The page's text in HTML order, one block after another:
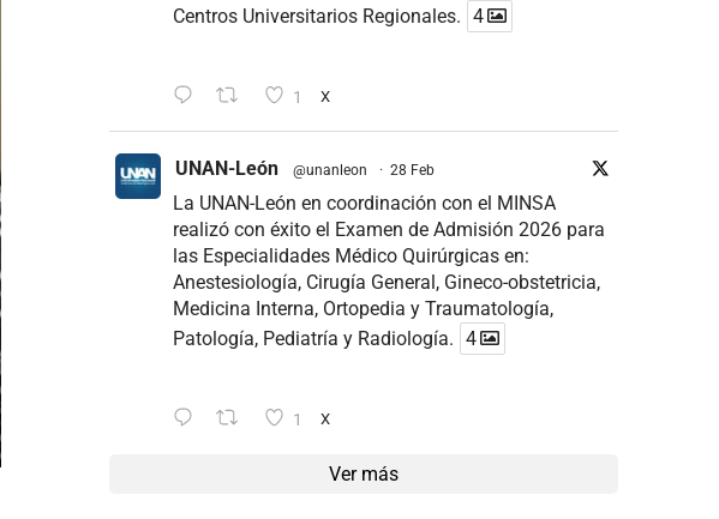
Centros Universitarios Regionales. 4
1 X
UNAN-León @unanleon · 28 Feb
La UNAN-León en coordinación con el MINSA
realizó con éxito el Examen de Admisión 2026 para
las Especialidades Médico Quirúrgicas en:
Anestesiología, Cirugía General, Gineco-obstetricia,
Medicina Interna, Ortopedia y Traumatología,
Patología, Pediatría y Radiología. 4
1 X
Ver más